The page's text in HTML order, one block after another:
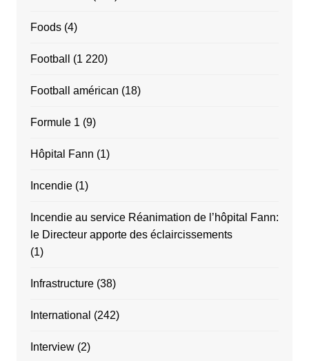
Foods(4)
Football (1 220)
Football américan (18)
Formule 1 (9)
Hôpital Fann (1)
Incendie(1)
Incendie au service Réanimation de l’hôpital Fann:
le Directeur apporte des éclaircissements
(1)
Infrastructure(38)
International (242)
Interview(2)